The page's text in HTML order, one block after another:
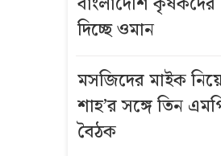
ডিজি
জুলাই
থেকে
সাঈদের
দিচ্ছে ওমান
মসজিদের মাইক
শাহ’র সঙ্গে তিন
বৈঠক